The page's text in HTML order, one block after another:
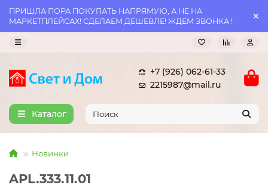
ПРИШЛА ПОРА ПОКУПАТЬ НАПРЯМУЮ, А НЕ НА
МАРКЕТПЛЕЙСАХ! СДЕЛАЕМ ДЕШЕВЛЕ! ЖДЕМ ЗВОНКА !
+7 (926) 062-61-33
2215987@mail.ru
Каталог
Новинки
APL.333.11.01